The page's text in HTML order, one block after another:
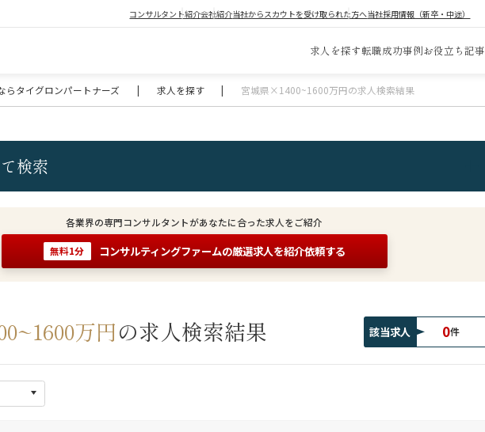
コンサルタント紹介会社紹介当社からスカウトを受け取られた方へ当社採用情報（新卒・中途）
求人を探す転職成功事例お役立ち記事
らタイグロンパートナーズ | 求人を探す | 宮城県×1400~1600万円の求人検索結果
検索
各業界の専門コンサルタントがあなたに合った求人をご紹介
無料1分 コンサルティングファームの厳選求人を紹介依頼する
万円の求人検索結果 該当求人 0件